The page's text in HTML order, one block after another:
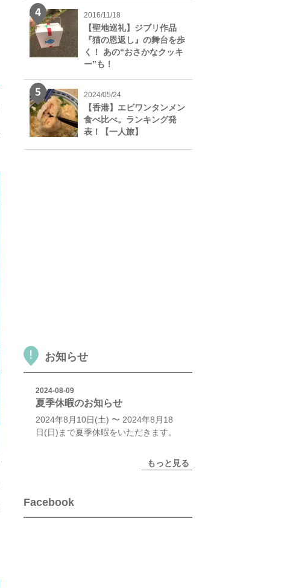
2016/11/18
【聖地巡礼】ジブリ作品
『猫の恩返し』の舞台を歩
く！ あの“おさかなクッキ
ー”も！
2024/05/24
【香港】エビワンタンメン
食べ比べ。ランキング発
表！【一人旅】
お知らせ
2024-08-09
夏季休暇のお知らせ
2024年8月10日(土) 〜 2024年8月18
日(日)まで夏季休暇をいただきます。
もっと見る
Facebook